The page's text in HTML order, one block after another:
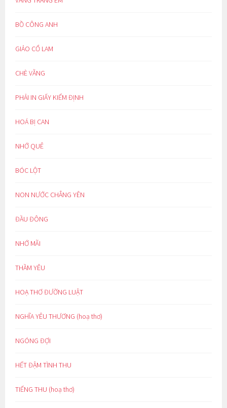
BỒ CÔNG ANH
GIẢO CỔ LAM
CHÈ VẰNG
PHẢI IN GIẤY KIỂM ĐỊNH
HOÁ BỊ CAN
NHỚ QUÊ
BÓC LỘT
NON NƯỚC CHẲNG YÊN
ĐẦU ĐÔNG
NHỚ MÃI
THẦM YÊU
HOẠ THƠ ĐƯỜNG LUẬT
NGHĨA YÊU THƯƠNG (hoạ thơ)
NGÓNG ĐỢI
HẾT ĐẬM TÌNH THU
TIẾNG THU (hoạ thơ)